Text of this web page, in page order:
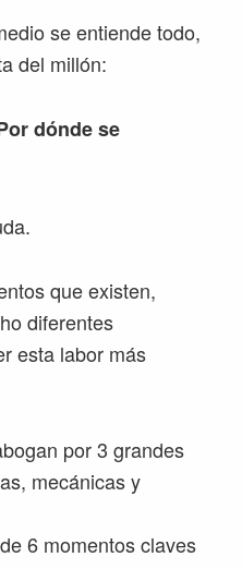
se entiende todo,
del millón:
dónde se
que existen,
diferentes
esta labor más
por 3 grandes
mecánicas y
6 momentos claves